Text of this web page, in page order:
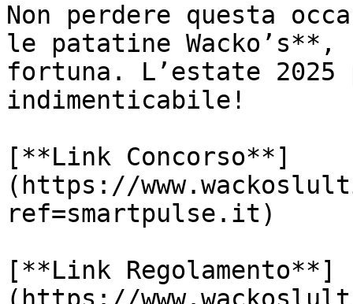
Non perdere questa
le patatine
fortuna. L’estate 2025
indimenticabile!
[**Link Concorso**]
(https://
ref=smartpulse.it)
[**Link Regolamento**]